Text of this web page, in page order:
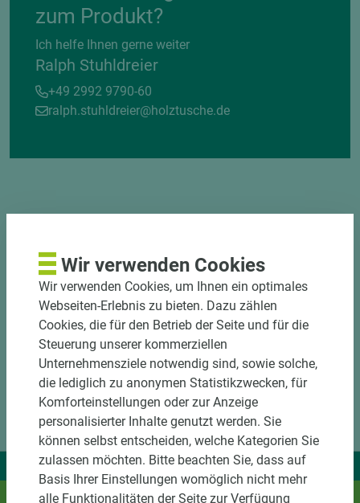
zum Produkt?
Ich helfe Ihnen gerne weiter
Ralph Stuhldreier
+49 2992 9790-60
ralph.stuhldreier@holztusche.de
DOWNLOADS
Wir liefern Ideen.
Und das passende Holz dazu.
Wir verwenden Cookies
Wir verwenden Cookies, um Ihnen ein optimales
Webseiten-Erlebnis zu bieten. Dazu zählen
Cookies, die für den Betrieb der Seite und für die
Steuerung unserer kommerziellen
Unternehmensziele notwendig sind, sowie solche,
die lediglich zu anonymen Statistikzwecken, für
Komforteinstellungen oder zur Anzeige
personalisierter Inhalte genutzt werden. Sie
können selbst entscheiden, welche Kategorien Sie
zulassen möchten. Bitte beachten Sie, dass auf
Basis Ihrer Einstellungen womöglich nicht mehr
alle Funktionalitäten der Seite zur Verfügung